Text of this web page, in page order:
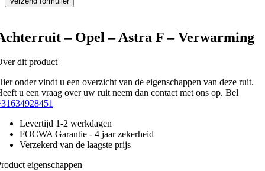
– Opel – Astra F – Verwarming
dit product
onder vindt u een overzicht van de eigenschappen van deze ruit.
u een vraag over uw ruit neem dan contact met ons op. Bel
Levertijd 1-2 werkdagen
FOCWA Garantie - 4 jaar zekerheid
Verzekerd van de laagste prijs
eigenschappen